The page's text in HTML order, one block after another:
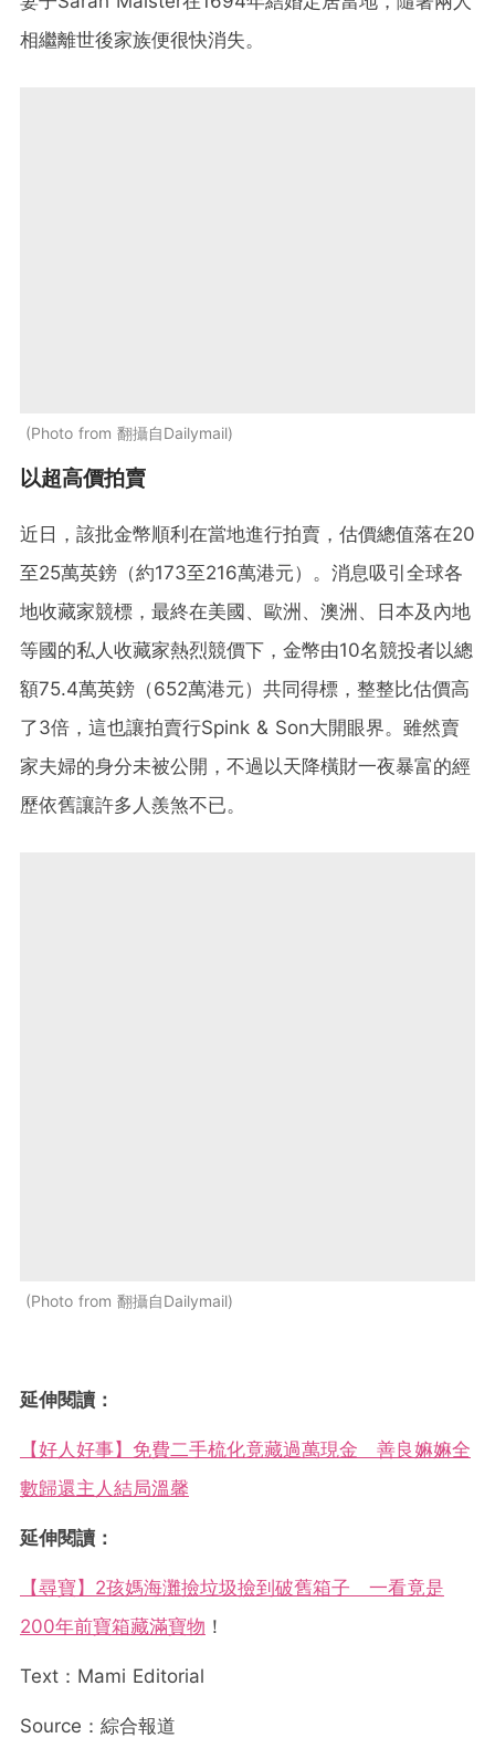
相繼離世後家族便很快消失。
Photo from 翻攝自Dailymail
以超高價拍賣
近日，該批金幣順利在當地進行拍賣，估價總值落在20
至25萬英鎊（約173至216萬港元）。消息吸引全球各
地收藏家競標，最終在美國、歐洲、澳洲、日本及內地
等國的私人收藏家熱烈競價下，金幣由10名競投者以總
額75.4萬英鎊（652萬港元）共同得標，整整比估價高
了3倍，這也讓拍賣行Spink & Son大開眼界。雖然賣
家夫婦的身分未被公開，不過以天降橫財一夜暴富的經
歷依舊讓許多人羨煞不已。
Photo from 翻攝自Dailymail
延伸閱讀：
【好人好事】免費二手梳化竟藏過萬現金 善良嫲嫲全
數歸還主人結局溫馨
延伸閱讀：
【尋寶】2孩媽海灘撿垃圾撿到破舊箱子 一看竟是
200年前寶箱藏滿寶物 ！
Text：Mami Editorial
Source：綜合報道